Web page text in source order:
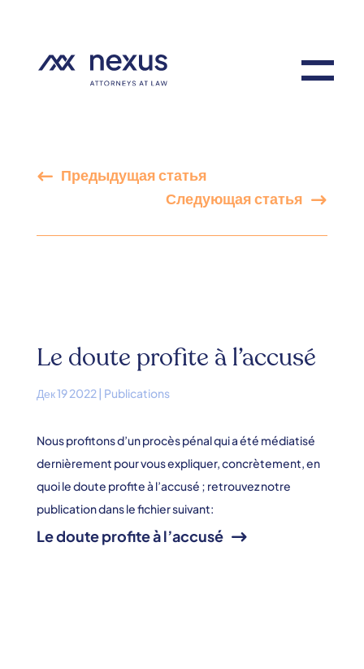
Предыдущая статья
Следующая статья
Le doute profite à l’accusé
Дек 19 2022| Publications
Nous profitons d’un procès pénal qui a été médiatisé
dernièrement pour vous expliquer, concrètement, en
quoi le doute profite à l’accusé ; retrouvez notre
publication dans le fichier suivant:
Le doute profite à l’accusé